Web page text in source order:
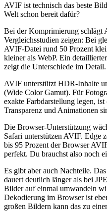
AVIF ist technisch das beste
Welt schon bereit dafür?
Bei der Komprimierung schlägt
Vergleichsstudien zeigen: Bei
AVIF-Datei rund 50 Prozent
kleiner als WebP. Ein detaillierter
zeigt die Unterschiede im Detail.
AVIF unterstützt HDR-Inhalte
(Wide Color Gamut). Für
exakte Farbdarstellung legen,
Transparenz und Animationen
Die Browser-Unterstützung
Safari unterstützen AVIF. Edge
bis 95 Prozent der Browser
perfekt. Du brauchst also noch
Es gibt aber auch Nachteile.
dauert deutlich länger als bei
Bilder auf einmal umwandeln
Dekodierung im Browser ist
großen Bildern kann das zu